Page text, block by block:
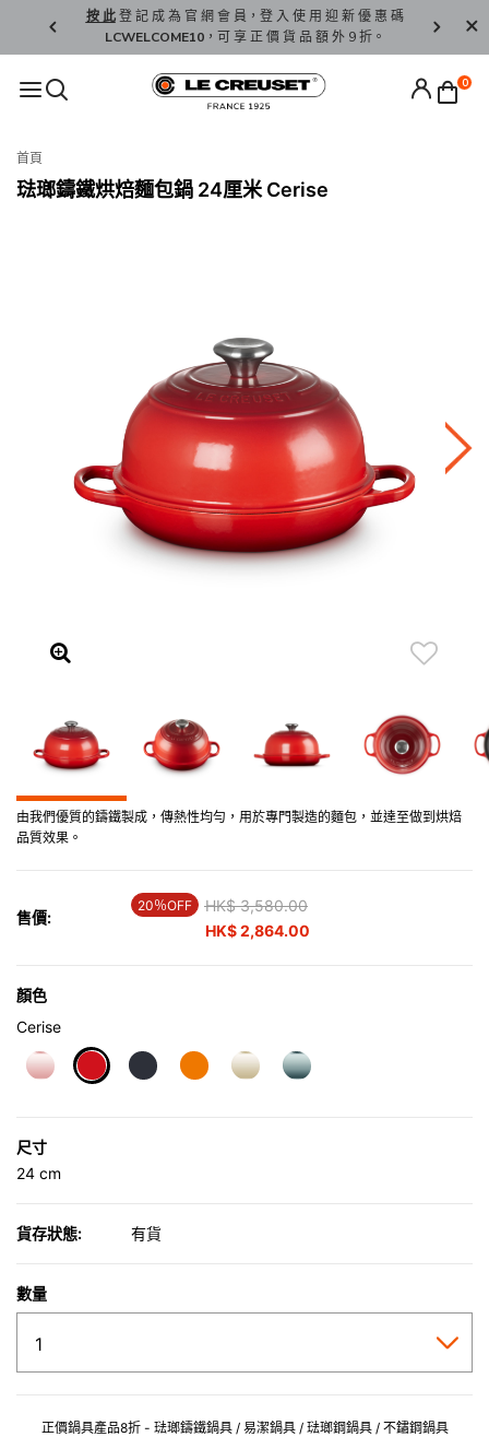
按 此登 記 成 為 官 網 會 員，登 入 使 用 迎 新 優 惠 碼
LCWELCOME10，可 享 正 價 貨 品 額 外 9 折。
香 港 / 澳
0
首頁
琺瑯鑄鐵烘焙麵包鍋 24厘米 Cerise
由我們優質的鑄鐵製成，傳熱性均勻，用於專門製造的麵包，並達至做到烘焙
品質效果。
售價:
20％OFF Price reduced from
HK$ 3,580.00to
HK$ 2,864.00
顏色
Cerise
尺寸
24 cm
貨存狀態: 有貨
數量
正價鍋具產品8折 - 琺瑯鑄鐵鍋具 / 易潔鍋具 / 琺瑯鋼鍋具 / 不鏽鋼鍋具